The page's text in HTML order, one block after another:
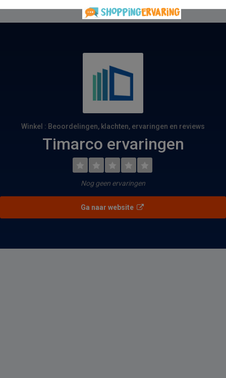
Winkel : Beoordelingen, klachten, ervaringen en reviews
Timarco ervaringen
Nog geen ervaringen
Ga naar website